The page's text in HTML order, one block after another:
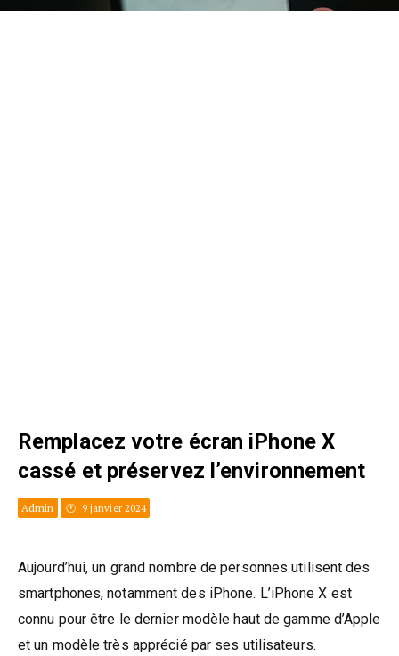
Remplacez votre écran iPhone X
cassé et préservez l’environnement
Admin 9 janvier 2024
Aujourd’hui, un grand nombre de personnes utilisent des
smartphones, notamment des iPhone. L’iPhone X est
connu pour être le dernier modèle haut de gamme d’Apple
et un modèle très apprécié par ses utilisateurs.